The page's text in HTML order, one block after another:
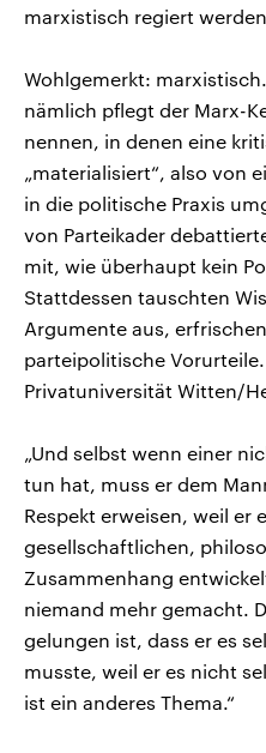
marxistisch regiert
Wohlgemerkt:
nämlich pflegt der Marx-
nennen, in denen eine
„materialisiert“, also von
in die politische Praxis
von Parteikader
mit, wie überhaupt kein
Stattdessen tauschten
Argumente aus,
parteipolitische
Privatuniversität Witten/
„Und selbst wenn einer
tun hat, muss er dem
Respekt erweisen, weil er
gesellschaftlichen,
Zusammenhang
niemand mehr gemacht.
gelungen ist, dass er es
musste, weil er es nicht
ist ein anderes Thema.“